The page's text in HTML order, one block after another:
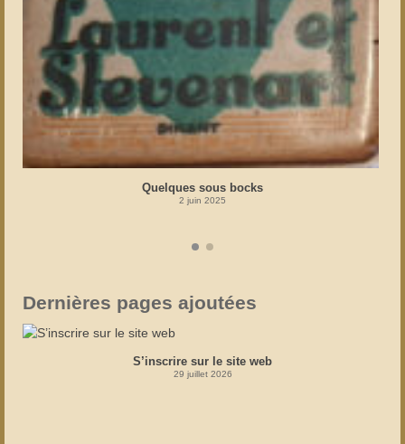
Quelques sous bocks
2 juin 2025
Dernières pages ajoutées
S’inscrire sur le site web
29 juillet 2026